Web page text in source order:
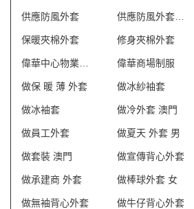
供應防風外套 供應防風外套英文
保暖夾棉外套 修身夾棉外套
偉華商場制服
做保 暖 薄 外套 做冰紗袖套
做冰袖套 做冷外套 澳門
做員工外套 做夏天 外套 男
做套裝 澳門 做宣傳背心外套
做承建商 外套 做棒球外套 女
做無袖背心外套 做牛仔背心外套